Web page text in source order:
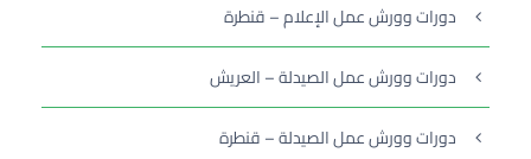
دورات وورش عمل الإعلام – قنطرة
دورات وورش عمل الصيدلة – العريش
دورات وورش عمل الصيدلة – قنطرة